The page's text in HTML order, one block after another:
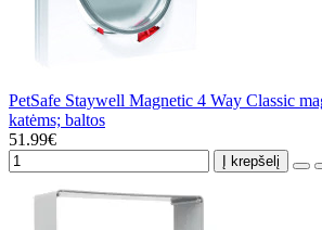
PetSafe Staywell Magnetic 4 Way Classic
katėms; baltos
51.99€
Į krepšelį